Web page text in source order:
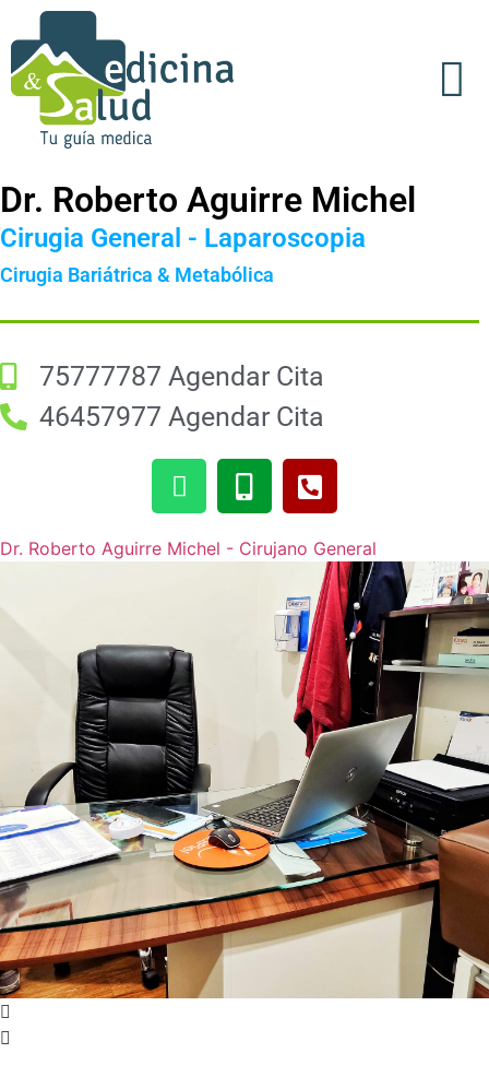
Dr. Roberto Aguirre Michel
Cirugia General - Laparoscopia
Cirugia Bariátrica & Metabólica
75777787 Agendar Cita
46457977 Agendar Cita
Dr. Roberto Aguirre Michel - Cirujano General